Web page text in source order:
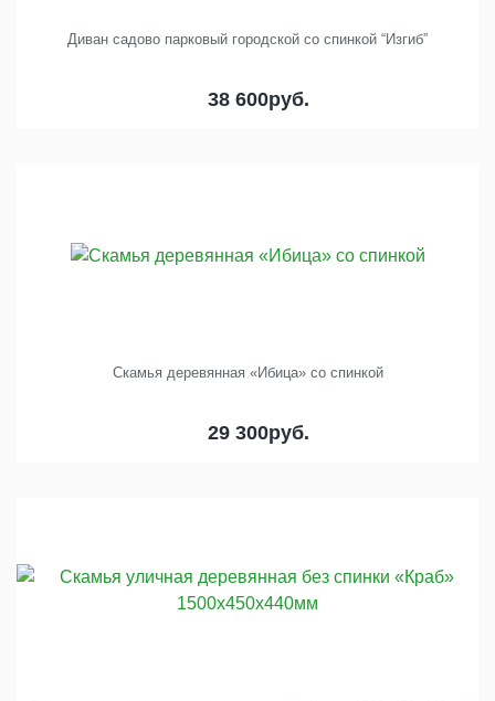
Диван садово парковый городской со спинкой “Изгиб”
38 600руб.
Скамья деревянная «Ибица» со спинкой
29 300руб.